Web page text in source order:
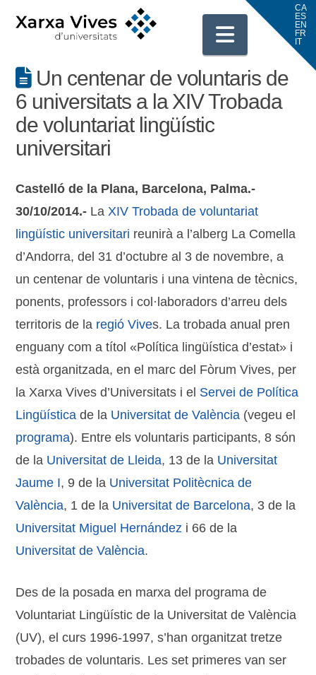
Un centenar de voluntaris de
6 universitats a la XIV Trobada
de voluntariat lingüístic
universitari
Castelló de la Plana, Barcelona, Palma.-
30/10/2014.- LaXIV Trobada de voluntariat
lingüístic universitari reunirà a l’alberg La Comella
d’Andorra, del 31 d’octubre al 3 de novembre, a
un centenar de voluntaris i una vintena de tècnics,
ponents, professors i col·laboradors d’arreu dels
territoris de la regió Vives. La trobada anual pren
enguany com a títol «Política lingüística d’estat» i
està organitzada, en el marc del Fòrum Vives, per
la Xarxa Vives d’Universitats i el Servei de Política
Lingüística de la Universitat de València (vegeu el
programa). Entre els voluntaris participants, 8 són
de la Universitat de Lleida, 13 de la Universitat
Jaume I, 9 de la Universitat Politècnica de
València, 1 de la Universitat de Barcelona, 3 de la
Universitat Miguel Hernández i 66 de la
Universitat de València.
Des de la posada en marxa del programa de
Voluntariat Lingüístic de la Universitat de València
(UV), el curs 1996-1997, s’han organitzat tretze
trobades de voluntaris. Les set primeres van ser